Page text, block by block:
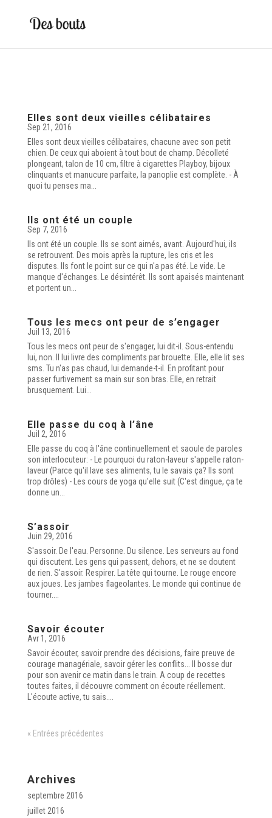
Elles sont deux vieilles célibataires
Sep 21, 2016
Elles sont deux vieilles célibataires, chacune avec son petit
chien. De ceux qui aboient à tout bout de champ. Décolleté
plongeant, talon de 10 cm, filtre à cigarettes Playboy, bijoux
clinquants et manucure parfaite, la panoplie est complète. - À
quoi tu penses ma...
Ils ont été un couple
Sep 7, 2016
Ils ont été un couple. Ils se sont aimés, avant. Aujourd'hui, ils
se retrouvent. Des mois après la rupture, les cris et les
disputes. Ils font le point sur ce qui n'a pas été. Le vide. Le
manque d'échanges. Le désintérêt. Ils sont apaisés maintenant
et portent un...
Tous les mecs ont peur de s’engager
Juil 13, 2016
Tous les mecs ont peur de s'engager, lui dit-il. Sous-entendu
lui, non. Il lui livre des compliments par brouette. Elle, elle lit ses
sms. Tu n'as pas chaud, lui demande-t-il. En profitant pour
passer furtivement sa main sur son bras. Elle, en retrait
brusquement. Lui...
Elle passe du coq à l’âne
Juil 2, 2016
Elle passe du coq à l'âne continuellement et saoule de paroles
son interlocuteur: - Le pourquoi du raton-laveur s'appelle raton-
laveur (Parce qu'il lave ses aliments, tu le savais ça? Ils sont
trop drôles) - Les cours de yoga qu'elle suit (C'est dingue, ça te
donne un...
S’assoir
Juin 29, 2016
S'assoir. De l'eau. Personne. Du silence. Les serveurs au fond
qui discutent. Les gens qui passent, dehors, et ne se doutent
de rien. S'assoir. Respirer. La tête qui tourne. Le rouge encore
aux joues. Les jambes flageolantes. Le monde qui continue de
tourner....
Savoir écouter
Avr 1, 2016
Savoir écouter, savoir prendre des décisions, faire preuve de
courage managériale, savoir gérer les conflits... Il bosse dur
pour son avenir ce matin dans le train. A coup de recettes
toutes faites, il découvre comment on écoute réellement.
L'écoute active, tu sais....
« Entrées précédentes
Archives
septembre 2016
juillet 2016